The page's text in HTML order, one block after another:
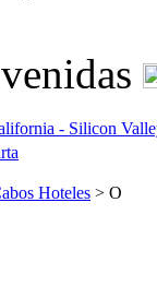
- Silicon
Hoteles > O